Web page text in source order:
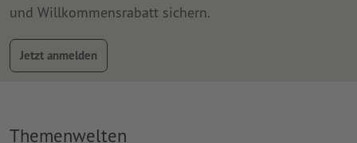
und Willkommensrabatt sichern.
Jetzt anmelden
Themenwelten